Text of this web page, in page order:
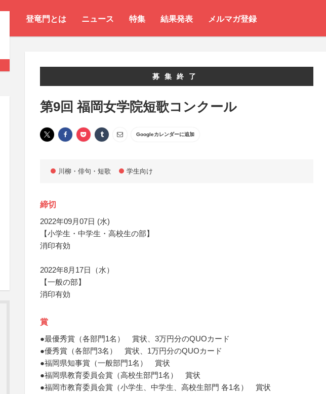
登竜門とは ニュース 特集 結果発表 メルマガ登録
募集終了
第9回 福岡女学院短歌コンクール
Googleカレンダーに追加
川柳・俳句・短歌 学生向け
締切
2022年09月07日 (水)
【小学生・中学生・高校生の部】
消印有効
2022年8月17日（水）
【一般の部】
消印有効
賞
●最優秀賞（各部門1名） 賞状、3万円分のQUOカード
●優秀賞（各部門3名） 賞状、1万円分のQUOカード
●福岡県知事賞（一般部門1名） 賞状
●福岡県教育委員会賞（高校生部門1名） 賞状
●福岡市教育委員会賞（小学生、中学生、高校生部門 各1名） 賞状